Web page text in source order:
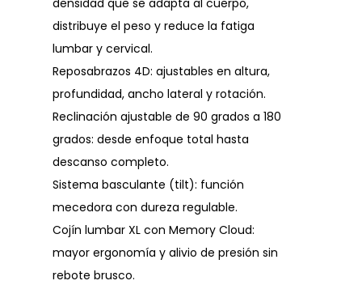
densidad que se adapta al cuerpo,
distribuye el peso y reduce la fatiga
lumbar y cervical.
Reposabrazos 4D: ajustables en altura,
profundidad, ancho lateral y rotación.
Reclinación ajustable de 90 grados a 180
grados: desde enfoque total hasta
descanso completo.
Sistema basculante (tilt): función
mecedora con dureza regulable.
Cojín lumbar XL con Memory Cloud:
mayor ergonomía y alivio de presión sin
rebote brusco.